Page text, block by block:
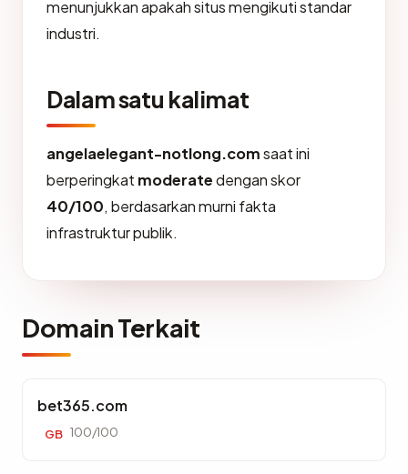
menunjukkan apakah situs mengikuti standar
industri.
Dalam satu kalimat
angelaelegant-notlong.comsaat ini
berperingkat moderatedengan skor
40/100, berdasarkan murni fakta
infrastruktur publik.
Domain Terkait
bet365.com
GB 100/100